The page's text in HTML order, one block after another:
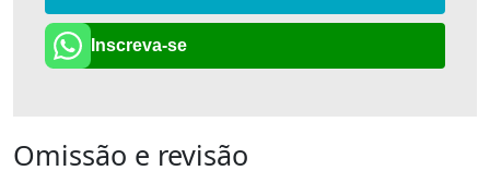
Inscreva-se
Omissão e revisão